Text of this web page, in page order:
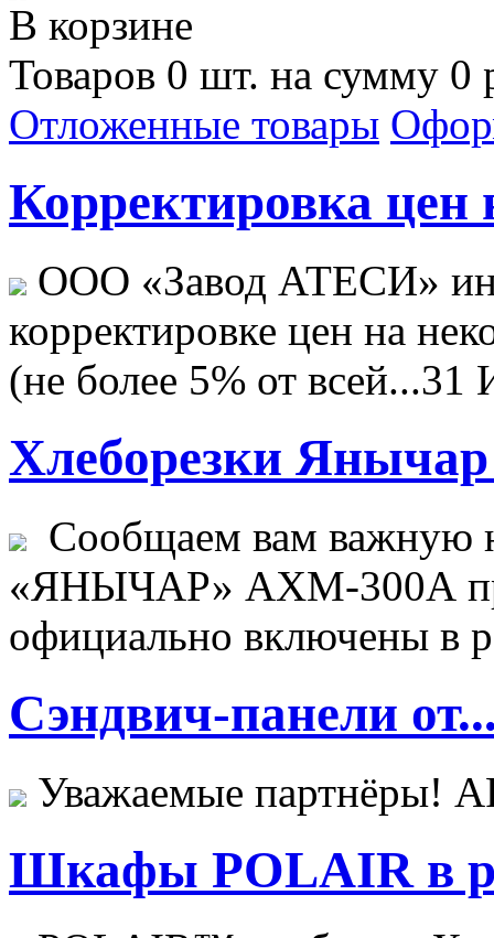
В корзине
Товаров 0 шт. на сумму 0
Отложенные товары
Корректировка цен
ООО «Завод АТЕСИ»
корректировке цен на
(не более 5% от всей...31
Хлеборезки Янычар
Сообщаем вам важную
«ЯНЫЧАР» АХМ-300А
официально включены в
Сэндвич-панели
Уважаемые
Шкафы POLAIR в